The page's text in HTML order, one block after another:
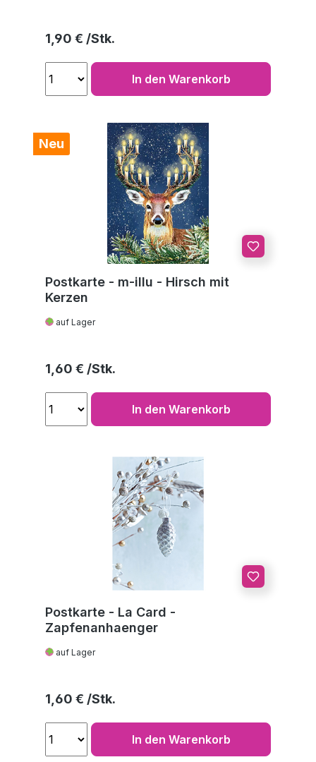
Regulärer Preis:
1,90 €
In den Warenkorb
Neu
Postkarte - m-illu - Hirsch mit
Kerzen
auf Lager
Regulärer Preis:
1,60 €
In den Warenkorb
Postkarte - La Card -
Zapfenanhaenger
auf Lager
Regulärer Preis:
1,60 €
In den Warenkorb